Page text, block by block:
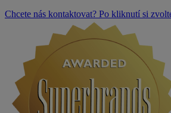
Chcete nás kontaktovat? Po kliknutí si